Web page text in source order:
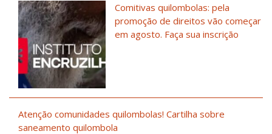
Comitivas quilombolas: pela
promoção de direitos vão começar
em agosto. Faça sua inscrição
Atenção comunidades quilombolas! Cartilha sobre
saneamento quilombola